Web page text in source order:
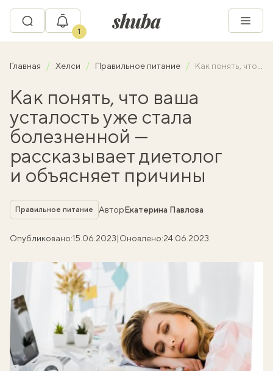
1
Главная Хелси Правильное питание Как понять, что ваша усталость уже стала болезненной — рассказывает диетолог и объясняет причины
Как понять, что ваша
усталость уже стала
болезненной —
рассказывает диетолог
и объясняет причины
Рубрика
Правильное питание АвторЕкатерина Павлова
Опубликовано:15.06.2023|Оновлено:24.06.2023